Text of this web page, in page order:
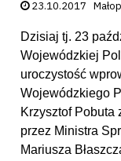
Data publikacji:
23.10.2017
Dzisiaj tj. 23
Wojewódzkiej
uroczystość
Wojewódzkiego
Krzysztof Pobuta
przez Ministra
Mariusza